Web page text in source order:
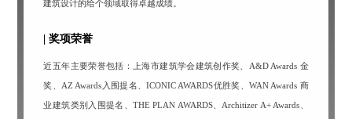
建筑设计的给个领域取得卓越成绩。
| 奖项荣誉
近五年主要荣誉包括：上海市建筑学会建筑创作奖、A&D Awards 金
奖、AZ Awards入围提名、ICONIC AWARDS优胜奖、WAN Awards 商
业建筑类别入围提名、THE PLAN AWARDS、Architizer A+ Awards、